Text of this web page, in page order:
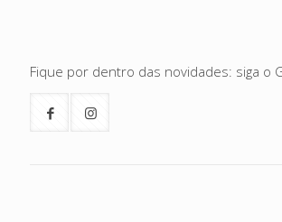
Fique por dentro das novidades: siga o